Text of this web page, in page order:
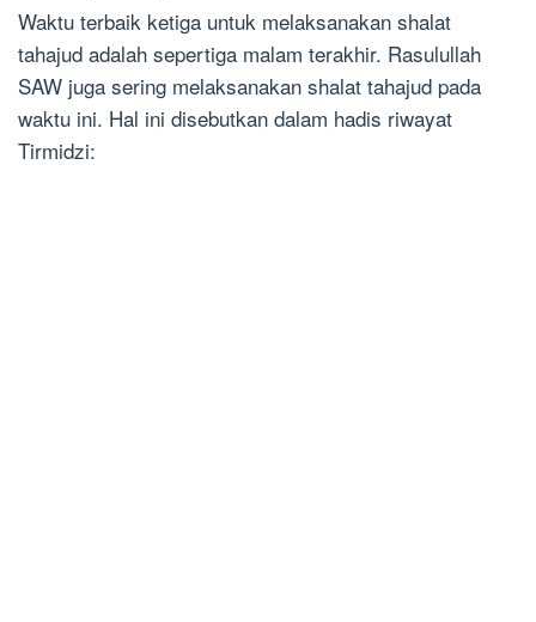
Waktu terbaik ketiga untuk melaksanakan shalat
tahajud adalah sepertiga malam terakhir. Rasulullah
SAW juga sering melaksanakan shalat tahajud pada
waktu ini. Hal ini disebutkan dalam hadis riwayat
Tirmidzi: